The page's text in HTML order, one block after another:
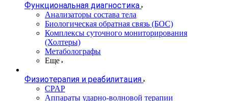
Функциональная диагностика
Анализаторы состава тела
Биологическая обратная связь (БОС)
Комплексы суточного мониторирования
(Холтеры)
Метаболографы
Еще
Физиотерапия и реабилитация
CPAP
Аппараты ударно-волновой терапии